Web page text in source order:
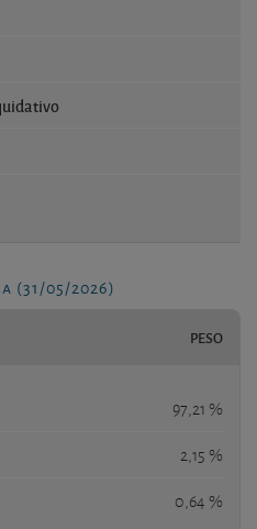
(31/05/2026)
PESO
97,21 %
2,15 %
0,64 %